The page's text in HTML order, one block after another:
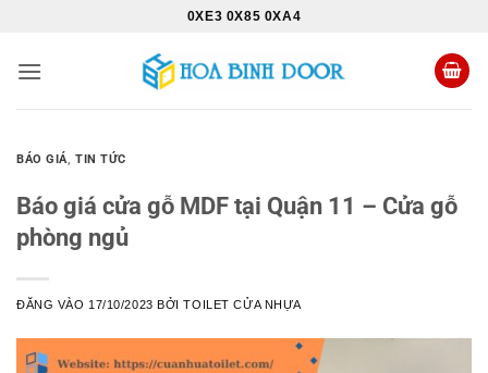
nội
0XE3 0X85 0XA4
BÁO GIÁ,TIN TỨC
Báo giá cửa gỗ MDF tại Quận 11 – Cửa gỗ
phòng ngủ
ĐĂNG VÀO 17/10/2023 BỞITOILET CỬA NHỰA